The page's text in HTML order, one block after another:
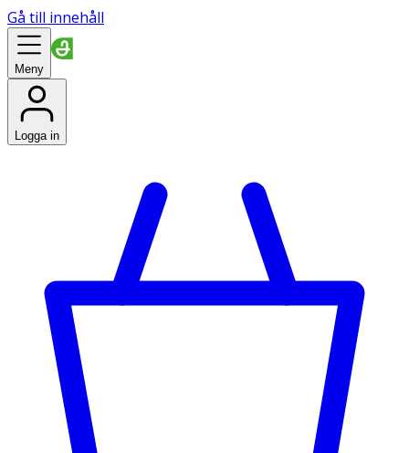
Gå till innehåll
Meny
Logga in